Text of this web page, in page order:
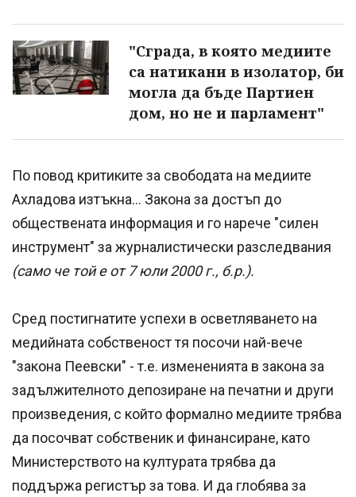
"Сграда, в която медиите
са натикани в изолатор, би
могла да бъде Партиен
дом, но не и парламент"
По повод критиките за свободата на медиите
Ахладова изтъкна... Закона за достъп до
обществената информация и го нарече "силен
инструмент" за журналистически разследвания
(само че той е от 7 юли 2000 г., б.р.).
Сред постигнатите успехи в осветляването на
медийната собственост тя посочи най-вече
"закона Пеевски" - т.е. измененията в закона за
задължителното депозиране на печатни и други
произведения, с който формално медиите трябва
да посочват собственик и финансиране, като
Министерството на културата трябва да
поддържа регистър за това. И да глобява за